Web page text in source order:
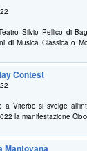
Silvio Pellico di
di Musica Classica o
Contest
a Viterbo si svolge
la manifestazione
Mantovana